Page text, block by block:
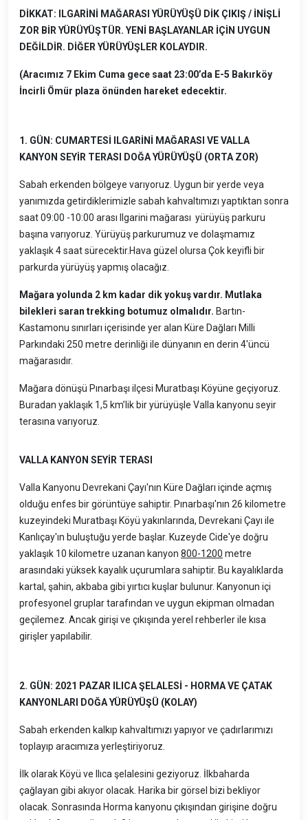
DİKKAT: ILGARİNİ MAĞARASI YÜRÜYÜŞÜ DİK ÇIKIŞ / İNİŞLİ
ZOR BİR YÜRÜYÜŞTÜR. YENİ BAŞLAYANLAR İÇİN UYGUN
DEĞİLDİR. DİĞER YÜRÜYÜŞLER KOLAYDIR.
(Aracımız 7 Ekim Cuma gece saat 23:00’da E-5 Bakırköy
İncirli Ömür plaza önünden hareket edecektir.
1. GÜN: CUMARTESİ ILGARİNİ MAĞARASI VE VALLA
KANYON SEYİR TERASI DOĞA YÜRÜYÜŞÜ (ORTA ZOR)
Sabah erkenden bölgeye varıyoruz. Uygun bir yerde veya
yanımızda getirdiklerimizle sabah kahvaltımızı yaptıktan sonra
saat 09:00 -10:00 arası Ilgarini mağarası yürüyüş parkuru
başına varıyoruz. Yürüyüş parkurumuz ve dolaşmamız
yaklaşık 4 saat sürecektir.Hava güzel olursa Çok keyifli bir
parkurda yürüyüş yapmış olacağız.
Mağara yolunda 2 km kadar dik yokuş vardır. Mutlaka
bilekleri saran trekking botumuz olmalıdır. Bartın-
Kastamonu sınırları içerisinde yer alan Küre Dağları Milli
Parkındaki 250 metre derinliği ile dünyanın en derin 4'üncü
mağarasıdır.
Mağara dönüşü Pınarbaşı ilçesi Muratbaşı Köyüne geçiyoruz.
Buradan yaklaşık 1,5 km’lik bir yürüyüşle Valla kanyonu seyir
terasına varıyoruz.
VALLA KANYON SEYİR TERASI
Valla Kanyonu Devrekani Çayı'nın Küre Dağları içinde açmış
olduğu enfes bir görüntüye sahiptir. Pınarbaşı'nın 26 kilometre
kuzeyindeki Muratbaşı Köyü yakınlarında, Devrekani Çayı ile
Kanlıçay'ın buluştuğu yerde başlar. Kuzeyde Cide'ye doğru
yaklaşık 10 kilometre uzanan kanyon 800-1200 metre
arasındaki yüksek kayalık uçurumlara sahiptir. Bu kayalıklarda
kartal, şahin, akbaba gibi yırtıcı kuşlar bulunur. Kanyonun içi
profesyonel gruplar tarafından ve uygun ekipman olmadan
geçilemez. Ancak girişi ve çıkışında yerel rehberler ile kısa
girişler yapılabilir.
2. GÜN: 2021 PAZAR ILICA ŞELALESİ - HORMA VE ÇATAK
KANYONLARI DOĞA YÜRÜYÜŞÜ (KOLAY)
Sabah erkenden kalkıp kahvaltımızı yapıyor ve çadırlarımızı
toplayıp aracımıza yerleştiriyoruz.
İlk olarak Köyü ve Ilıca şelalesini geziyoruz. İlkbaharda
çağlayan gibi akıyor olacak. Harika bir görsel bizi bekliyor
olacak. Sonrasında Horma kanyonu çıkışından girişine doğru